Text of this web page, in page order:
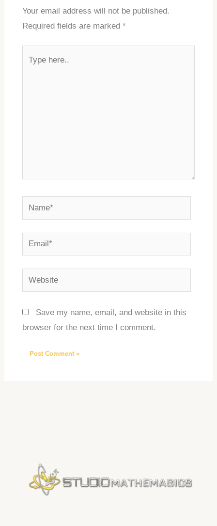
Your email address will not be published.
Required fields are marked *
Name*
Email*
Website
Save my name, email, and website in this
browser for the next time I comment.